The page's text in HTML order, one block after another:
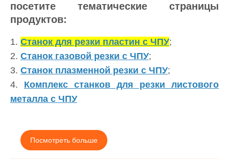
посетите тематические страницы
продуктов:
1. Станок для резки пластин с ЧПУ;
2. Станок газовой резки с ЧПУ;
3. Станок плазменной резки с ЧПУ;
4. Комплекс станков для резки листового
металла с ЧПУ
Посмотреть больше